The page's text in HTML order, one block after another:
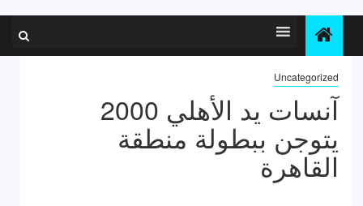
Uncategorized
آنسات يد الأهلي 2000
يتوجن ببطولة منطقة
القاهرة